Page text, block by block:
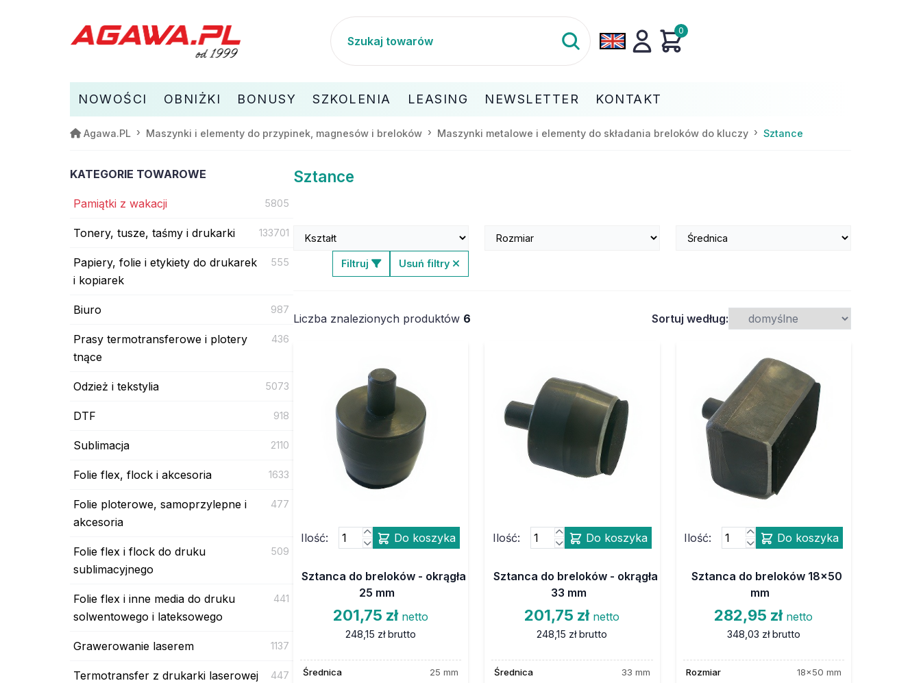
0
NOWOŚCI OBNIŻKI BONUSY SZKOLENIA LEASING NEWSLETTER KONTAKT
Agawa.PL Maszynki i elementy do przypinek, magnesów i breloków Maszynki metalowe i elementy do składania breloków do kluczy Sztance
KATEGORIE TOWAROWE
Pamiątki z wakacji 5805
Tonery, tusze, taśmy i drukarki 133701
Papiery, folie i etykiety do drukarek
i kopiarek
555
Biuro 987
Prasy termotransferowe i plotery
tnące
436
Odzież i tekstylia 5073
DTF 918
Sublimacja 2110
Folie flex, flock i akcesoria 1633
Folie ploterowe, samoprzylepne i
akcesoria
477
Folie flex i flock do druku
sublimacyjnego
509
Folie flex i inne media do druku
solwentowego i lateksowego
441
Grawerowanie laserem 1137
Termotransfer z drukarki laserowej 447
Sztance
Filtruj Usuń filtry
Liczba znalezionych produktów 6 Sortuj według:
Ilość: Do koszyka
Sztanca do breloków - okrągła
25 mm
201,75 zł netto
248,15 zł brutto
Średnica 25 mm
Ilość: Do koszyka
Sztanca do breloków - okrągła
33 mm
201,75 zł netto
248,15 zł brutto
Średnica 33 mm
Ilość: Do koszyka
Sztanca do breloków 18x50
mm
282,95 zł netto
348,03 zł brutto
Rozmiar 18x50 mm